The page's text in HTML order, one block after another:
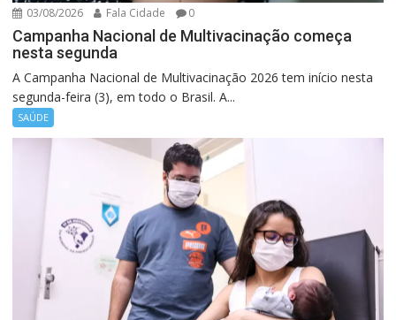
03/08/2026 Fala Cidade 0
Campanha Nacional de Multivacinação começa
nesta segunda
A Campanha Nacional de Multivacinação 2026 tem início nesta
segunda-feira (3), em todo o Brasil. A...
SAÚDE